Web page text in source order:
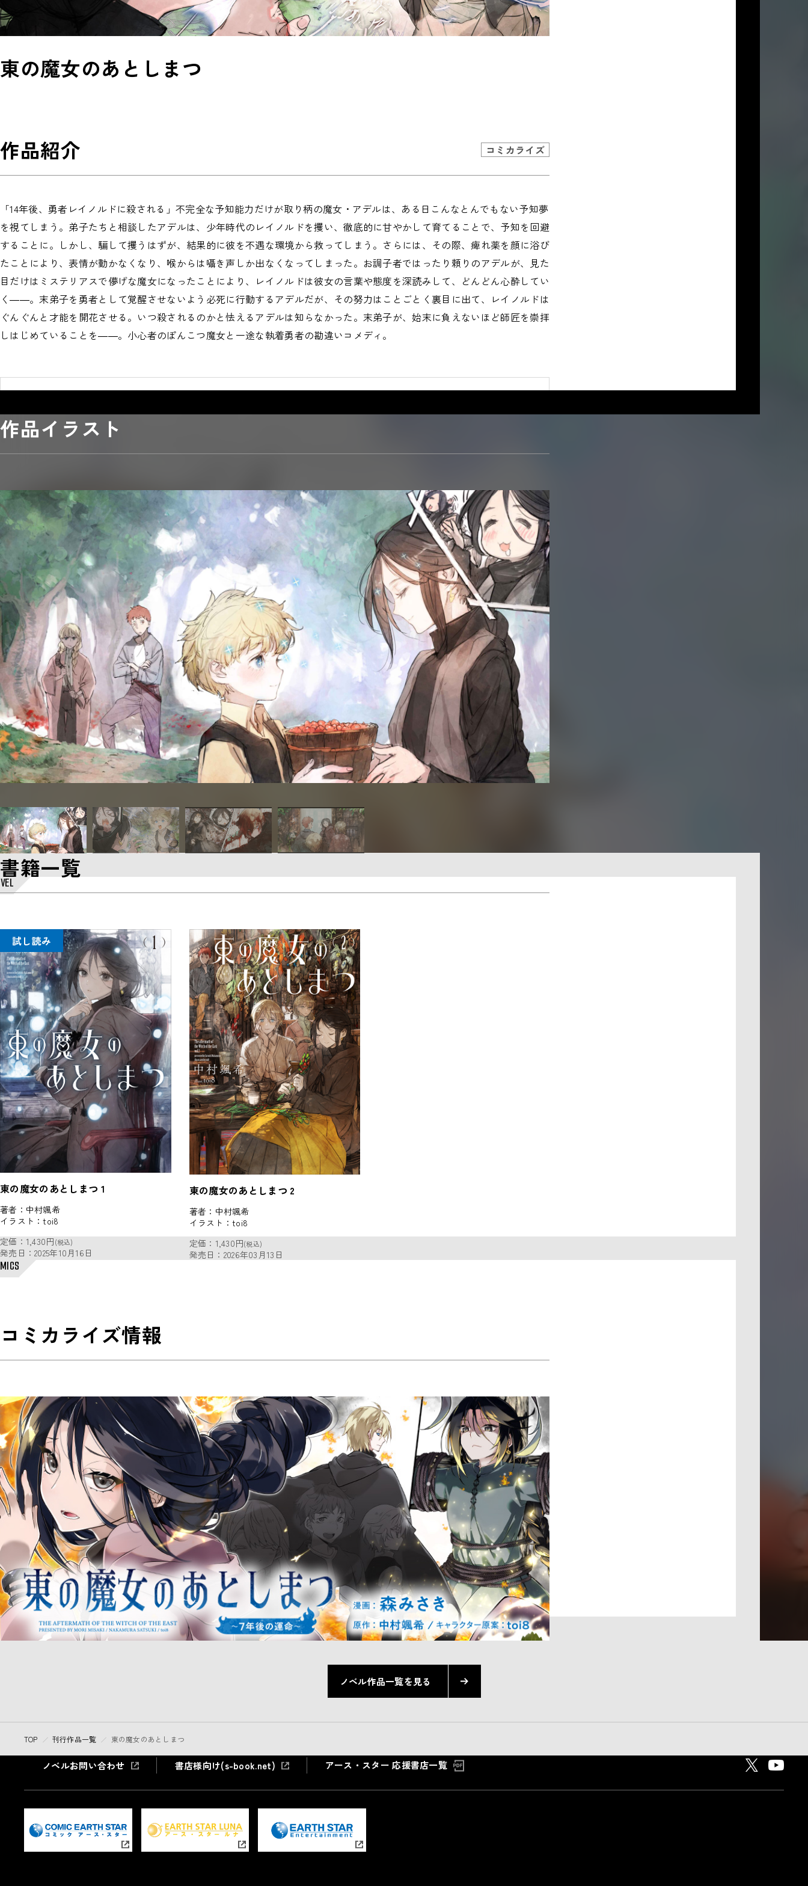
東の魔女のあとしまつ
作品紹介 コミカライズ
「14年後、勇者レイノルドに殺される」不完全な予知能力だけが取り柄の魔女・アデルは、ある日こんなとんでもない予知夢
を視てしまう。弟子たちと相談したアデルは、少年時代のレイノルドを攫い、徹底的に甘やかして育てることで、予知を回避
することに。しかし、騙して攫うはずが、結果的に彼を不遇な環境から救ってしまう。さらには、その際、痺れ薬を顔に浴び
たことにより、表情が動かなくなり、喉からは囁き声しか出なくなってしまった。お調子者ではったり頼りのアデルが、見た
目だけはミステリアスで儚げな魔女になったことにより、レイノルドは彼女の言葉や態度を深読みして、どんどん心酔してい
く――。末弟子を勇者として覚醒させないよう必死に行動するアデルだが、その努力はことごとく裏目に出て、レイノルドは
ぐんぐんと才能を開花させる。いつ殺されるのかと怯えるアデルは知らなかった。末弟子が、始末に負えないほど師匠を崇拝
しはじめていることを――。小心者のぽんこつ魔女と一途な執着勇者の勘違いコメディ。
作品イラスト
書籍一覧
試し読み
東の魔女のあとしまつ 1
著者： 中村颯希
イラスト：toi8
定価： 1,430円(税込)
発売日：2025年10月16日
東の魔女のあとしまつ 2
著者： 中村颯希
イラスト：toi8
定価： 1,430円(税込)
発売日： 2026年03月13日
コミカライズ情報
ノベル作品一覧を見る
TOP 刊行作品一覧 東の魔女のあとしまつ
ノベルお問い合わせ 書店様向け(s-book.net) アース・スター 応援書店一覧